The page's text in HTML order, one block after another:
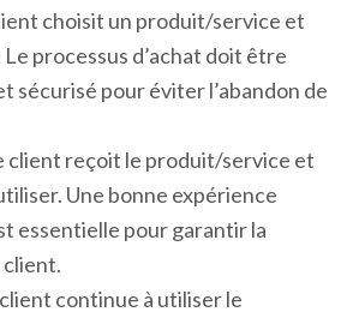
choisit un produit/service et
Le processus d’achat doit être
sécurisé pour éviter l’abandon de
client reçoit le produit/service et
Une bonne expérience
essentielle pour garantir la
continue à utiliser le